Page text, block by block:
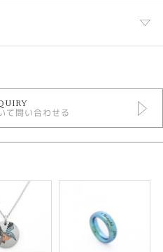
グをつくることができます。
とグラデーション7色。お揃いのカ
誕生や成長をオーダーメイドでお祝
て問い合わせる